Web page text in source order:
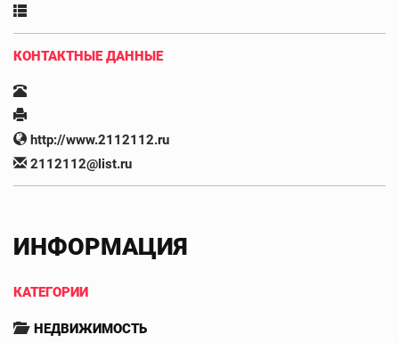
КОНТАКТНЫЕ ДАННЫЕ
http://www.2112112.ru
2112112@list.ru
ИНФОРМАЦИЯ
КАТЕГОРИИ
НЕДВИЖИМОСТЬ